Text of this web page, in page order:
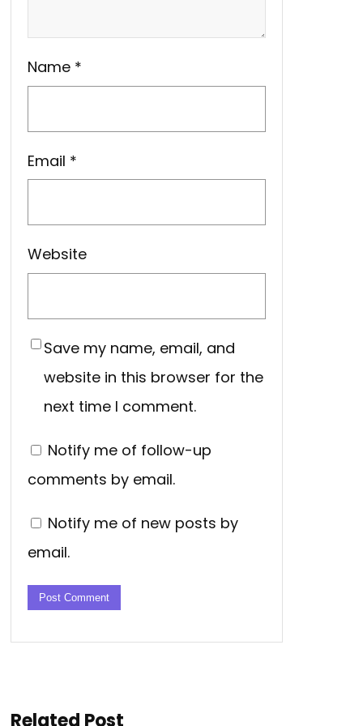
Name *
Email *
Website
Save my name, email, and
website in this browser for the
next time I comment.
Notify me of follow-up
comments by email.
Notify me of new posts by
email.
Related Post